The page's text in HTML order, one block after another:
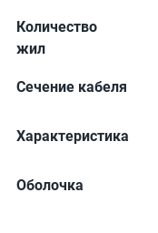
Количество
жил
Сечение кабеля
Характеристика
Оболочка